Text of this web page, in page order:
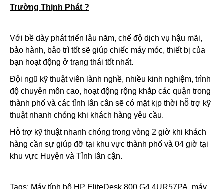
Trường Thịnh Phát ?
Với bề dày phát triển lâu năm, chế độ dịch vụ hậu mãi,
bảo hành, bảo trì tốt sẽ giúp chiếc máy móc, thiết bị của
bạn hoạt động ở trạng thái tốt nhất.
Đội ngũ kỹ thuật viên lành nghề, nhiều kinh nghiệm, trình
độ chuyên môn cao, hoạt động rộng khắp các quận trong
thành phố và các tỉnh lân cân sẽ có mặt kịp thời hỗ trợ kỹ
thuật nhanh chóng khi khách hàng yêu cầu.
Hỗ trợ kỹ thuật nhanh chóng trong vòng 2 giờ khi khách
hàng cần sự giúp đỡ tại khu vực thành phố và 04 giờ tại
khu vực Huyện và Tỉnh lân cận.
Tags: Máy tính bộ HP EliteDesk 800 G4 4UR57PA, máy